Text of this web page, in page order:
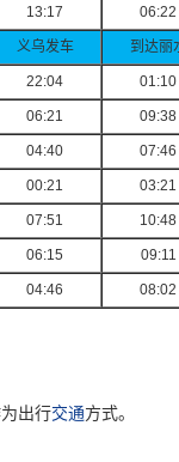
13:17 06:22
义乌发车 到达丽
22:04 01:10
06:21 09:38
04:40 07:46
00:21 03:21
07:51 10:48
06:15 09:11
04:46 08:02
出行交通方式。